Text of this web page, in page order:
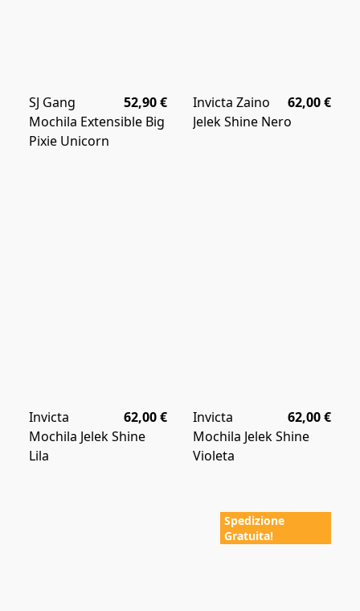
52,90 €
SJ Gang
Mochila Extensible Big
Pixie Unicorn
62,00 €
Invicta Zaino
Jelek Shine Nero
62,00 €
Invicta
Mochila Jelek Shine
Lila
62,00 €
Invicta
Mochila Jelek Shine
Violeta
Spedizione
Gratuita!